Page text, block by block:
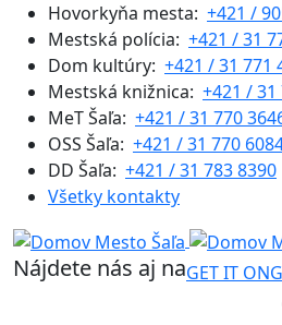
Hovorkyňa mesta: +421 /
Mestská polícia: +421 / 31
Dom kultúry: +421 / 31 771
Mestská knižnica: +421 / 31
MeT Šaľa: +421 / 31 770
OSS Šaľa: +421 / 31 770
DD Šaľa: +421 / 31 783 8390
Všetky kontakty
Nájdete nás aj naGET IT ON